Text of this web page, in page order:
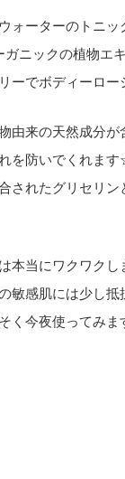
ォーターのトニ
ニックの植物エ
ーでボディーロ
由来の天然成分
を防いでくれま
されたグリセリ
本当にワクワク
敏感肌には少し
く今夜使ってみ